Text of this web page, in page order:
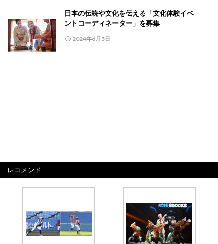
日本の伝統や文化を伝える「文化体験イベ
ントコーディネーター」を募集
2024年6月5日
レコメンド